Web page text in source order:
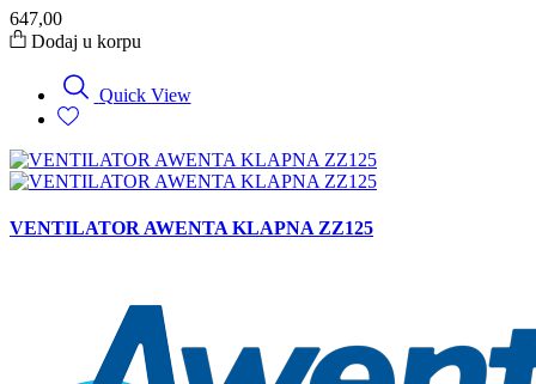
647,00
Dodaj u korpu
Quick View
VENTILATOR AWENTA KLAPNA ZZ125